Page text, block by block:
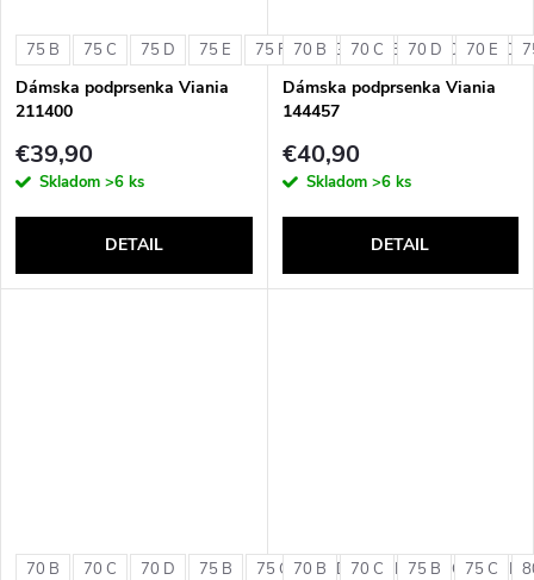
75 B 75 C 75 D 75 E 75 F 75 G 80 B 80 C 80 D
Dámska podprsenka Viania
211400
€39,90
Skladom >6 ks
DETAIL
70 B 70 C 70 D 70 E
Dámska podprsenka Viania
144457
€40,90
Skladom >6 ks
DETAIL
70 B 70 C 70 D 75 B 75 C 75 D 80 B 80 C 80 D
70 B 70 C 75 B 75 C